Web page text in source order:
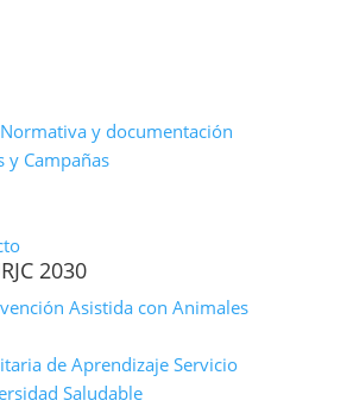
y documentación
y Campañas
2030
Asistida con Animales
de Aprendizaje Servicio
Saludable